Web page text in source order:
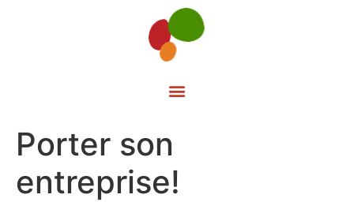
Porter son
entreprise!